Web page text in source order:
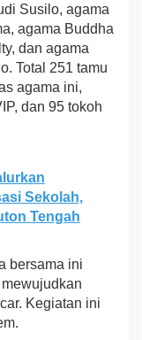
Susilo, agama
agama Buddha
dan agama
Total 251 tamu
agama ini,
dan 95 tokoh
Sekolah,
Tengah
bersama ini
Kegiatan ini